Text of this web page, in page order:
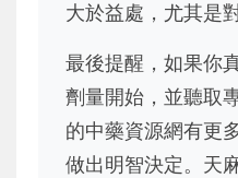
大於益處，尤其是
最後提醒，如果你
劑量開始，並聽取
的中藥資源網有更
做出明智決定。天